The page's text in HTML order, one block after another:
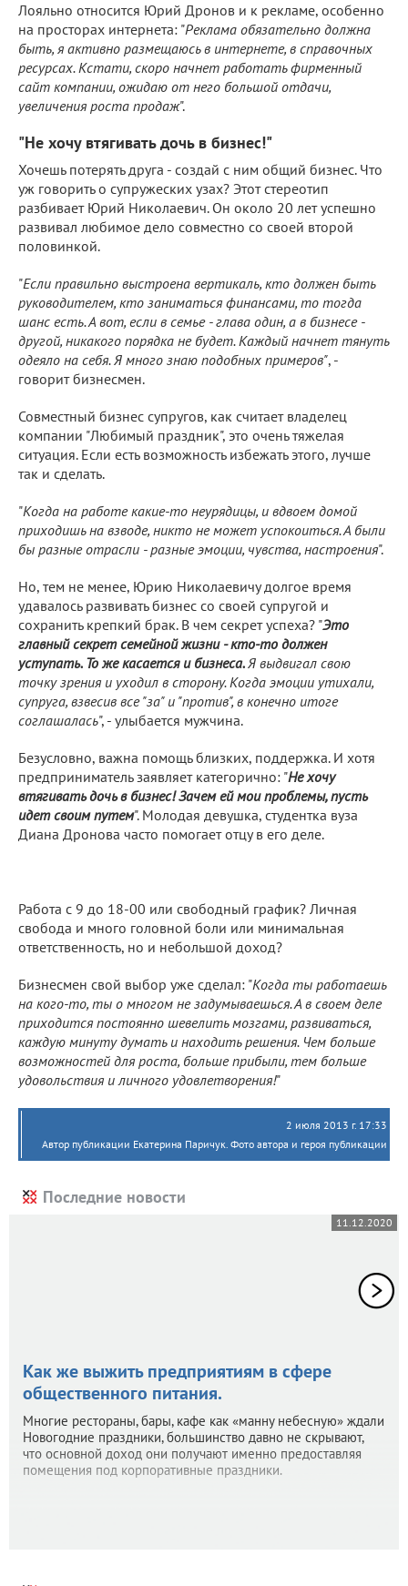
Лояльно относится Юрий Дронов и к рекламе, особенно
на просторах интернета: "Реклама обязательно должна
быть, я активно размещаюсь в интернете, в справочных
ресурсах. Кстати, скоро начнет работать фирменный
сайт компании, ожидаю от него большой отдачи,
увеличения роста продаж".
"Не хочу втягивать дочь в бизнес!"
Хочешь потерять друга - создай с ним общий бизнес. Что
уж говорить о супружеских узах? Этот стереотип
разбивает Юрий Николаевич. Он около 20 лет успешно
развивал любимое дело совместно со своей второй
половинкой.
"Если правильно выстроена вертикаль, кто должен быть
руководителем, кто заниматься финансами, то тогда
шанс есть. А вот, если в семье - глава один, а в бизнесе -
другой, никакого порядка не будет. Каждый начнет тянуть
одеяло на себя. Я много знаю подобных примеров", -
говорит бизнесмен.
Совместный бизнес супругов, как считает владелец
компании "Любимый праздник", это очень тяжелая
ситуация. Если есть возможность избежать этого, лучше
так и сделать.
"Когда на работе какие-то неурядицы, и вдвоем домой
приходишь на взводе, никто не может успокоиться. А были
бы разные отрасли - разные эмоции, чувства, настроения".
Но, тем не менее, Юрию Николаевичу долгое время
удавалось развивать бизнес со своей супругой и
сохранить крепкий брак. В чем секрет успеха? "Это
главный секрет семейной жизни - кто-то должен
уступать. То же касается и бизнеса.Я выдвигал свою
точку зрения и уходил в сторону. Когда эмоции утихали,
супруга, взвесив все "за" и "против", в конечно итоге
соглашалась", - улыбается мужчина.
Безусловно, важна помощь близких, поддержка. И хотя
предприниматель заявляет категорично: "Не хочу
втягивать дочь в бизнес! Зачем ей мои проблемы, пусть
идет своим путем". Молодая девушка, студентка вуза
Диана Дронова часто помогает отцу в его деле.
Работа с 9 до 18-00 или свободный график? Личная
свобода и много головной боли или минимальная
ответственность, но и небольшой доход?
Бизнесмен свой выбор уже сделал: "Когда ты работаешь
на кого-то, ты о многом не задумываешься. А в своем деле
приходится постоянно шевелить мозгами, развиваться,
каждую минуту думать и находить решения. Чем больше
возможностей для роста, больше прибыли, тем больше
удовольствия и личного удовлетворения!"
2 июля 2013 г. 17:33
Автор публикации Екатерина Паричук. Фото автора и героя публикации
Последние новости
11.12.2020
Как же выжить предприятиям в сфере
общественного питания.
Многие рестораны, бары, кафе как «манну небесную» ждали
Новогодние праздники, большинство давно не скрывают,
что основной доход они получают именно предоставляя
помещения под корпоративные праздники.